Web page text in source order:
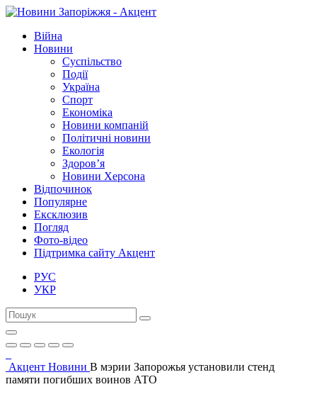
Війна
Новини
Суспільство
Події
Україна
Спорт
Економіка
Новини компаній
Політичні новини
Екологія
Здоров’я
Новини Херсона
Відпочинок
Популярне
Ексклюзив
Погляд
Фото-відео
Підтримка сайту Акцент
РУС
УКР
Акцент Новини В мэрии Запорожья установили стенд
памяти погибших воинов АТО